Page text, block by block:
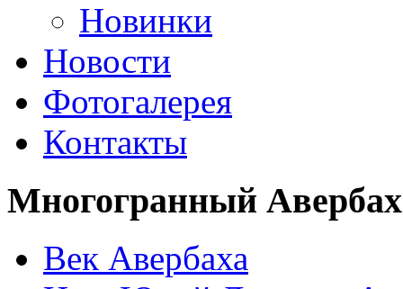
Новинки
Новости
Фотогалерея
Контакты
Многогранный Авербах
Век Авербаха